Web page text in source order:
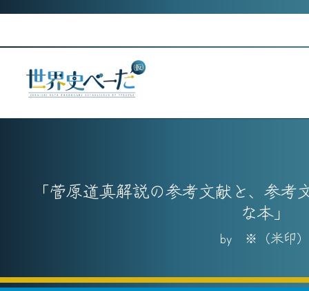
菅原道真解説の参考文献と、参考
な本
※（米印）